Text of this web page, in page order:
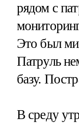
рядом с
Это был
Патруль
базу.
В среду